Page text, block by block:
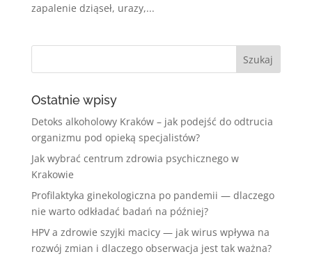
zapalenie dziąseł, urazy,...
Ostatnie wpisy
Detoks alkoholowy Kraków – jak podejść do odtrucia
organizmu pod opieką specjalistów?
Jak wybrać centrum zdrowia psychicznego w
Krakowie
Profilaktyka ginekologiczna po pandemii — dlaczego
nie warto odkładać badań na później?
HPV a zdrowie szyjki macicy — jak wirus wpływa na
rozwój zmian i dlaczego obserwacja jest tak ważna?